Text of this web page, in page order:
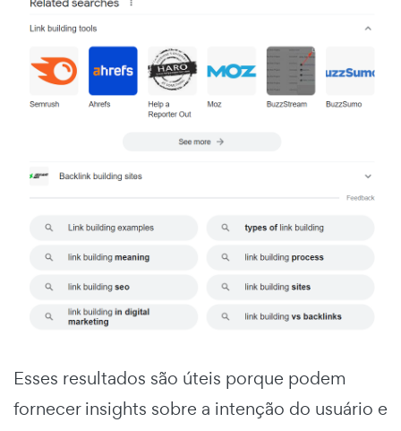
Esses resultados são úteis porque podem
fornecer insights sobre a intenção do usuário e